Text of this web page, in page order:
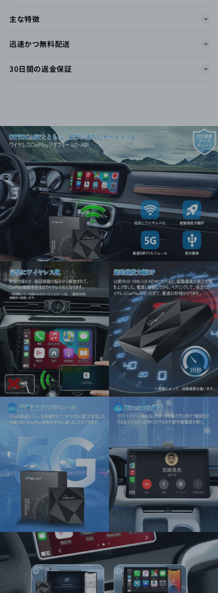
主な特徴
迅速かつ無料配送
30日間の返金保証